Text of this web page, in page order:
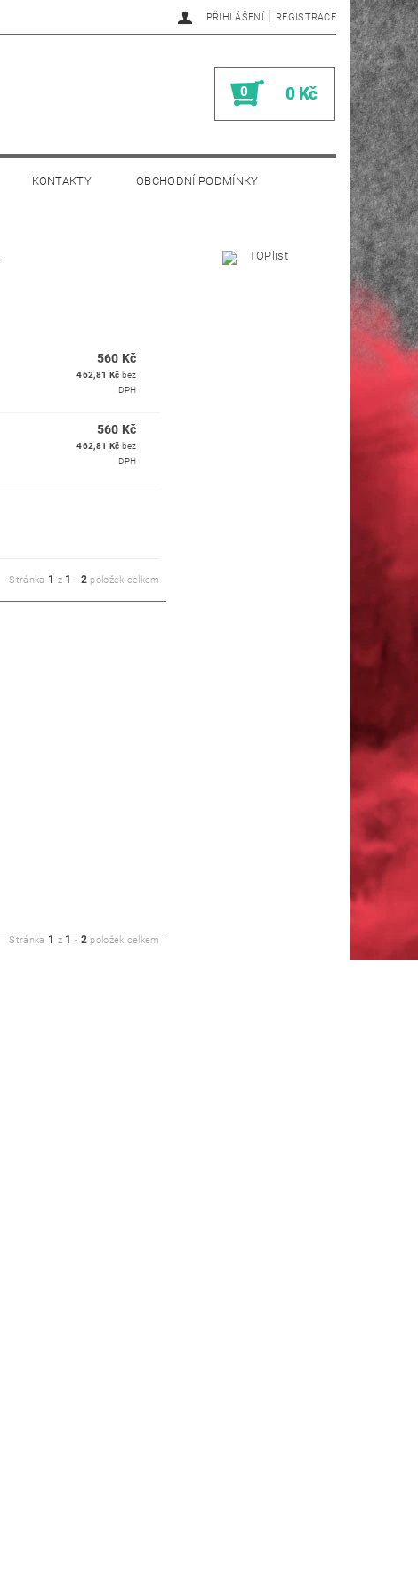
PŘIHLÁŠENÍ | REGISTRACE
0 0 Kč
KONTAKTY OBCHODNÍ PODMÍNKY
560 Kč
462,81 Kč bez
DPH
560 Kč
462,81 Kč bez
DPH
Stránka 1 z 1 - 2položek celkem
Stránka 1 z 1 - 2položek celkem